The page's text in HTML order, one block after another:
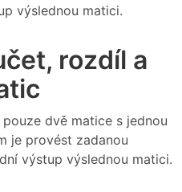
výslednou matici.
rozdíl a
dvě matice s jednou
je provést zadanou
výstup výslednou matici.